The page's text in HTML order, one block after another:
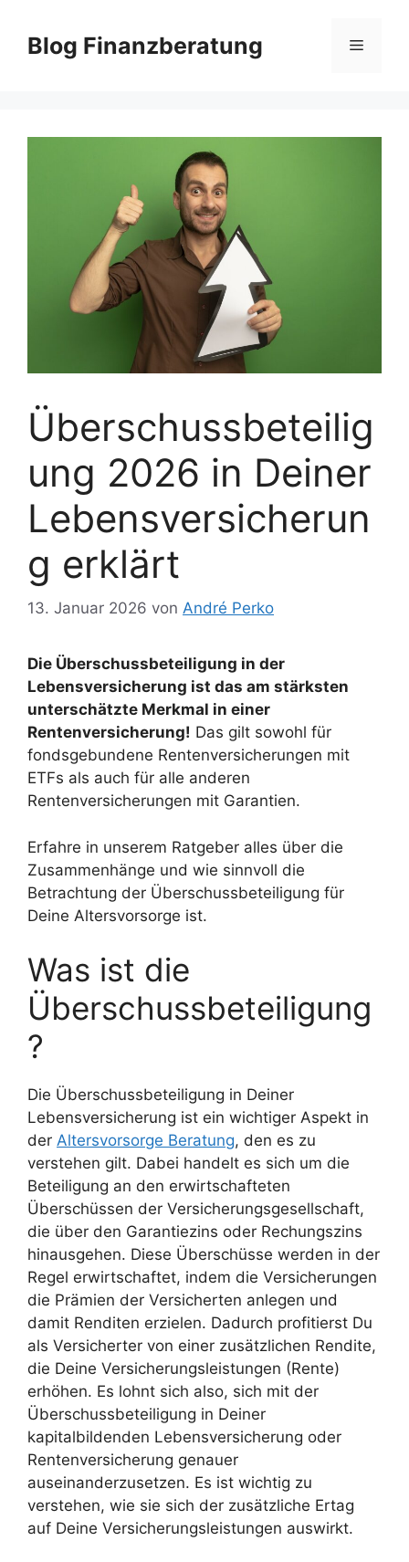
Inhalt
springen
Blog Finanzberatung Menü
Überschussbeteilig
ung 2026 in Deiner
Lebensversicherun
g erklärt
13. Januar 2026 von André Perko
Die Überschussbeteiligung in der
Lebensversicherung ist das am stärksten
unterschätzte Merkmal in einer
Rentenversicherung! Das gilt sowohl für
fondsgebundene Rentenversicherungen mit
ETFs als auch für alle anderen
Rentenversicherungen mit Garantien.
Erfahre in unserem Ratgeber alles über die
Zusammenhänge und wie sinnvoll die
Betrachtung der Überschussbeteiligung für
Deine Altersvorsorge ist.
Was ist die
Überschussbeteiligung
?
Die Überschussbeteiligung in Deiner
Lebensversicherung ist ein wichtiger Aspekt in
der Altersvorsorge Beratung, den es zu
verstehen gilt. Dabei handelt es sich um die
Beteiligung an den erwirtschafteten
Überschüssen der Versicherungsgesellschaft,
die über den Garantiezins oder Rechungszins
hinausgehen. Diese Überschüsse werden in der
Regel erwirtschaftet, indem die Versicherungen
die Prämien der Versicherten anlegen und
damit Renditen erzielen. Dadurch profitierst Du
als Versicherter von einer zusätzlichen Rendite,
die Deine Versicherungsleistungen (Rente)
erhöhen. Es lohnt sich also, sich mit der
Überschussbeteiligung in Deiner
kapitalbildenden Lebensversicherung oder
Rentenversicherung genauer
auseinanderzusetzen. Es ist wichtig zu
verstehen, wie sie sich der zusätzliche Ertag
auf Deine Versicherungsleistungen auswirkt.